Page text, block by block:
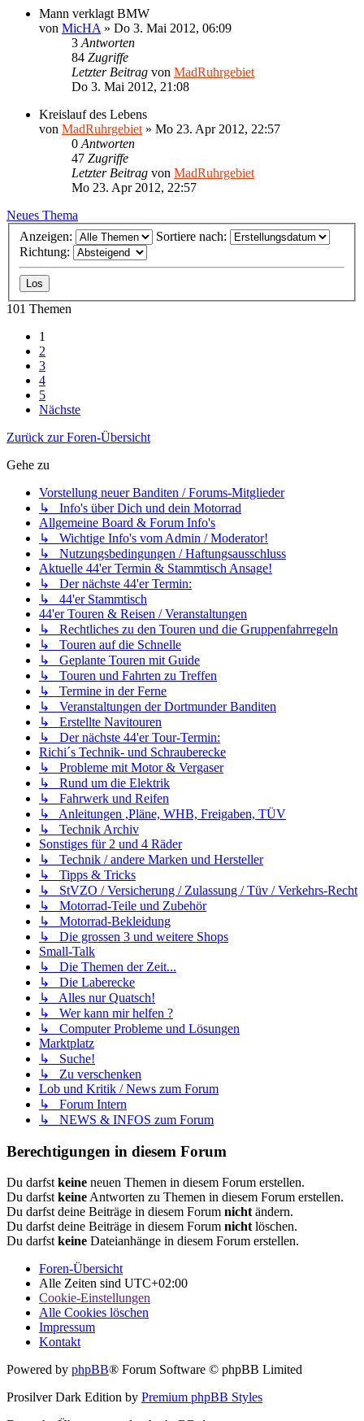
Mann verklagt BMW
von MicHA » Do 3. Mai 2012, 06:09
3 Antworten
84 Zugriffe
Letzter Beitrag von MadRuhrgebiet
Do 3. Mai 2012, 21:08
Kreislauf des Lebens
von MadRuhrgebiet » Mo 23. Apr 2012, 22:57
0 Antworten
47 Zugriffe
Letzter Beitrag von MadRuhrgebiet
Mo 23. Apr 2012, 22:57
Neues Thema
Anzeigen:
Sortiere nach:
Richtung:
101 Themen
1
2
3
4
5
Nächste
Zurück zur Foren-Übersicht
Gehe zu
Vorstellung neuer Banditen / Forums-Mitglieder
↳ Info's über Dich und dein Motorrad
Allgemeine Board & Forum Info's
↳ Wichtige Info's vom Admin / Moderator!
↳ Nutzungsbedingungen / Haftungsausschluss
Aktuelle 44'er Termin & Stammtisch Ansage!
↳ Der nächste 44'er Termin:
↳ 44'er Stammtisch
44'er Touren & Reisen / Veranstaltungen
↳ Rechtliches zu den Touren und die Gruppenfahrregeln
↳ Touren auf die Schnelle
↳ Geplante Touren mit Guide
↳ Touren und Fahrten zu Treffen
↳ Termine in der Ferne
↳ Veranstaltungen der Dortmunder Banditen
↳ Erstellte Navitouren
↳ Der nächste 44'er Tour-Termin:
Richi´s Technik- und Schrauberecke
↳ Probleme mit Motor & Vergaser
↳ Rund um die Elektrik
↳ Fahrwerk und Reifen
↳ Anleitungen ,Pläne, WHB, Freigaben, TÜV
↳ Technik Archiv
Sonstiges für 2 und 4 Räder
↳ Technik / andere Marken und Hersteller
↳ Tipps & Tricks
↳ StVZO / Versicherung / Zulassung / Tüv / Verkehrs-Recht
↳ Motorrad-Teile und Zubehör
↳ Motorrad-Bekleidung
↳ Die grossen 3 und weitere Shops
Small-Talk
↳ Die Themen der Zeit...
↳ Die Laberecke
↳ Alles nur Quatsch!
↳ Wer kann mir helfen ?
↳ Computer Probleme und Lösungen
Marktplatz
↳ Suche!
↳ Zu verschenken
Lob und Kritik / News zum Forum
↳ Forum Intern
↳ NEWS & INFOS zum Forum
Berechtigungen in diesem Forum
Du darfst keine neuen Themen in diesem Forum erstellen.
Du darfst keine Antworten zu Themen in diesem Forum erstellen.
Du darfst deine Beiträge in diesem Forum nicht ändern.
Du darfst deine Beiträge in diesem Forum nicht löschen.
Du darfst keine Dateianhänge in diesem Forum erstellen.
Foren-Übersicht
Alle Zeiten sind UTC+02:00
Cookie-Einstellungen
Alle Cookies löschen
Impressum
Kontakt
Powered by phpBB® Forum Software © phpBB Limited
Prosilver Dark Edition by Premium phpBB Styles